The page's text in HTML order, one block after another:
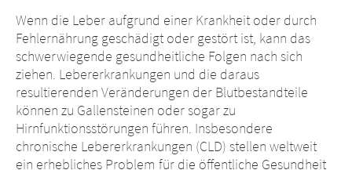
Wenn die Leber aufgrund einer Krankheit oder durch
Fehlernährung geschädigt oder gestört ist, kann das
schwerwiegende gesundheitliche Folgen nach sich
ziehen. Lebererkrankungen und die daraus
resultierenden Veränderungen der Blutbestandteile
können zu Gallensteinen oder sogar zu
Hirnfunktionsstörungen führen. Insbesondere
chronische Lebererkrankungen (CLD) stellen weltweit
ein erhebliches Problem für die öffentliche Gesundheit
Plattformwechsel
Sie verlassen nun diese Website. Bezüglich
der Inhalte der folgenden Website und der
dort eingerichteten Hyperlinks zu anderen
Websites hat die Merz Pharma Austria GmbH
keinerlei Kontrollmöglichkeiten. Die Merz
Sie verlassen nun diese Website. Die
Inhalte der folgenden Websites, die von
der Muttergesellschaft oder einem
anderen verbundenen Unternehmen
betrieben werden, oder auf dieser
Website eingerichtete Hyperlinks zu
anderen Websites unterliegen den
gesetzlichen Bestimmungen des